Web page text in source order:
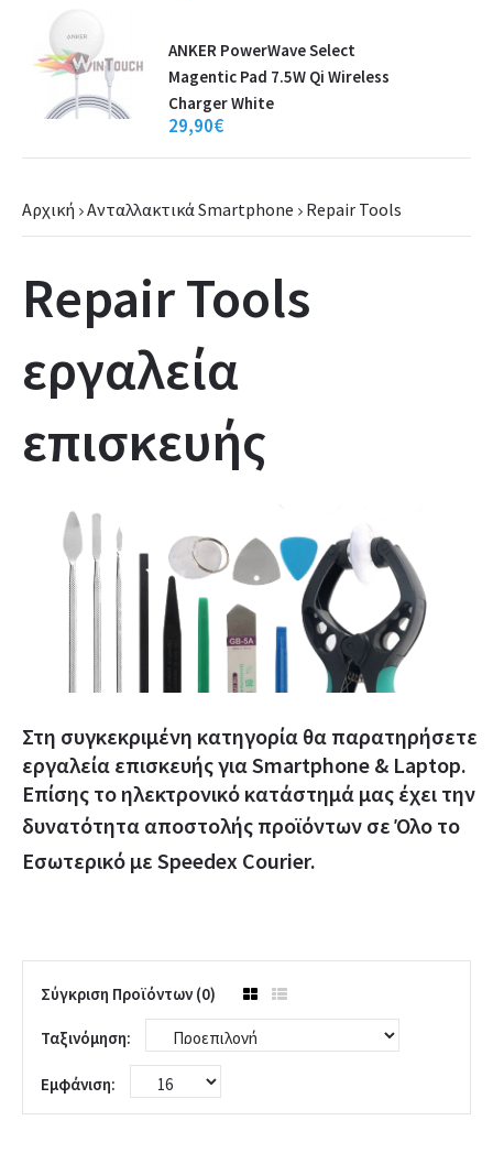
ANKER PowerWave Select
Magentic Pad 7.5W Qi Wireless
Charger White
29,90€
Αρχική Ανταλλακτικά Smartphone Repair Tools
Repair Tools
εργαλεία
επισκευής
Στη συγκεκριμένη κατηγορία θα παρατηρήσετε
εργαλεία επισκευής για Smartphone & Laptop.
Επίσης το ηλεκτρονικό κατάστημά μας έχει την
δυνατότητα αποστολής προϊόντων σε Όλο το
Εσωτερικό με Speedex Courier.
Σύγκριση Προϊόντων (0)
Ταξινόμηση:
Εμφάνιση: